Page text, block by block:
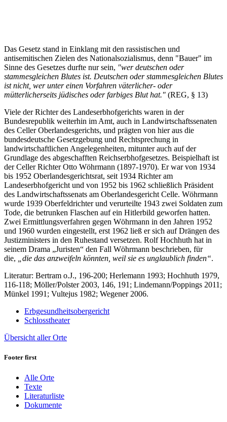
Das Gesetz stand in Einklang mit den rassistischen und
antisemitischen Zielen des Nationalsozialismus, denn "Bauer" im
Sinne des Gesetzes durfte nur sein, "wer deutschen oder
stammesgleichen Blutes ist. Deutschen oder stammesgleichen Blutes
ist nicht, wer unter einen Vorfahren väterlicher- oder
mütterlicherseits jüdisches oder farbiges Blut hat." (REG, § 13)
Viele der Richter des Landeserbhofgerichts waren in der
Bundesrepublik weiterhin im Amt, auch in Landwirtschaftssenaten
des Celler Oberlandesgerichts, und prägten von hier aus die
bundesdeutsche Gesetzgebung und Rechtsprechung in
landwirtschaftlichen Angelegenheiten, mitunter auch auf der
Grundlage des abgeschafften Reichserbhofgesetzes. Beispielhaft ist
der Celler Richter Otto Wöhrmann (1897-1970). Er war von 1934
bis 1952 Oberlandesgerichtsrat, seit 1934 Richter am
Landeserbhofgericht und von 1952 bis 1962 schließlich Präsident
des Landwirtschaftssenats am Oberlandesgericht Celle. Wöhrmann
wurde 1939 Oberfeldrichter und verurteilte 1943 zwei Soldaten zum
Tode, die betrunken Flaschen auf ein Hitlerbild geworfen hatten.
Zwei Ermittlungsverfahren gegen Wöhrmann in den Jahren 1952
und 1960 wurden eingestellt, erst 1962 ließ er sich auf Drängen des
Justizministers in den Ruhestand versetzen. Rolf Hochhuth hat in
seinem Drama „Juristen“ den Fall Wöhrmann beschrieben, für
die, „die das anzweifeln könnten, weil sie es unglaublich finden“.
Literatur: Bertram o.J., 196-200; Herlemann 1993; Hochhuth 1979,
116-118; Möller/Polster 2003, 146, 191; Lindemann/Poppings 2011;
Münkel 1991; Vultejus 1982; Wegener 2006.
Erbgesundheitsobergericht
Schlosstheater
Übersicht aller Orte
Footer first
Alle Orte
Texte
Literaturliste
Dokumente